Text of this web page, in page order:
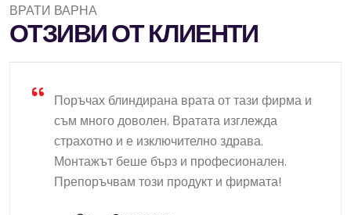
ВРАТИ ВАРНА
ОТЗИВИ ОТ КЛИЕНТИ
Поръчах блиндирана врата от тази фирма и
съм много доволен. Вратата изглежда
страхотно и е изключително здрава.
Монтажът беше бърз и професионален.
Препоръчвам този продукт и фирмата!